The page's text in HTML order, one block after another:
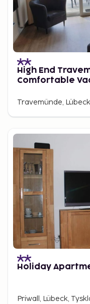
High End
Comfortable
Travemünde,
Holiday
Priwall, Lübeck,